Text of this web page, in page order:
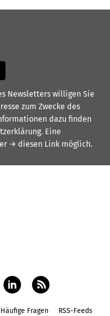
Newsletters willigen Sie
zum Zwecke des
dazu finden
. Eine
→ diesen Link möglich.
Häufige Fragen RSS-Feeds